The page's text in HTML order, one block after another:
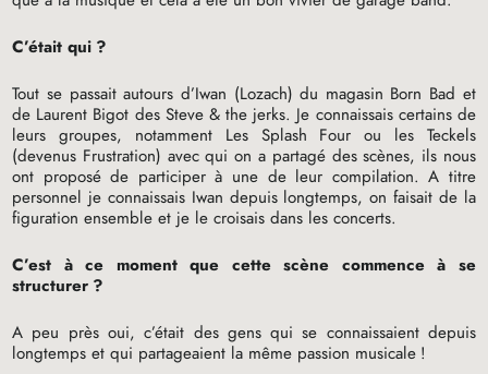
C’était qui ?
Tout se passait autours d’Iwan (Lozach) du magasin Born Bad et
de Laurent Bigot des Steve & the jerks. Je connaissais certains de
leurs groupes, notamment Les Splash Four ou les Teckels
(devenus Frustration) avec qui on a partagé des scènes, ils nous
ont proposé de participer à une de leur compilation. A titre
personnel je connaissais Iwan depuis longtemps, on faisait de la
figuration ensemble et je le croisais dans les concerts.
C’est à ce moment que cette scène commence à se
structurer ?
A peu près oui, c’était des gens qui se connaissaient depuis
longtemps et qui partageaient la même passion musicale !